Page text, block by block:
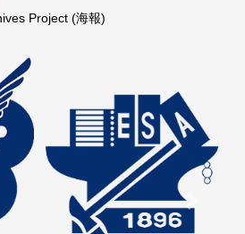
Project (海報)
Next